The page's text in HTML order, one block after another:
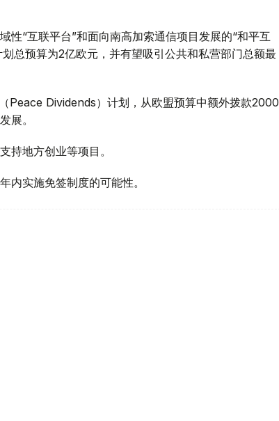
性“互联平台”和面向南高加索通信项目发展的“和平互
总预算为2亿欧元，并有望吸引公共和私营部门总额最
Peace Dividends）计划，从欧盟预算中额外拨款2000
展。
持地方创业等项目。
内实施免签制度的可能性。